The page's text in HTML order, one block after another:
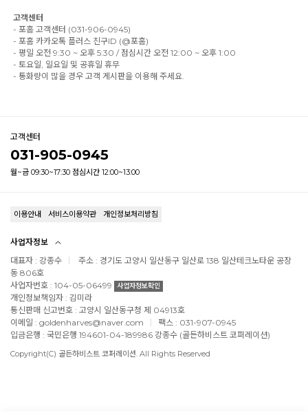
고객센터
- 포홈 고객센터 (031-906-0945)
- 포홈 카카오톡 플러스 친구ID (@포홈)
- 평일 오전 9:30 ~ 오후 5:30 / 점심시간 오전 12:00 ~ 오후 1:00
- 토요일, 일요일 및 공휴일 휴무
- 통화량이 많을 경우 고객 게시판을 이용해 주세요.
고객센터
031-905-0945
월~금 09:30~17:30 점심시간 12:00~13:00
이용안내 서비스이용약관 개인정보처리방침
사업자정보
대표자 : 강종수
주소 : 경기도 고양시 일산동구 일산로 138 일산테크노타운 공장
동 806호
사업자번호 : 104-05-06499
사업자정보확인
개인정보책임자 : 김미라
통신판매 신고번호 : 고양시 일산동구청 제 04913호
이메일 : goldenharves@naver.com
팩스 : 031-907-0945
입금은행 : 국민은행 194601-04-189986 강종수 (골든하비스트 코퍼레이션)
Copyright(C) 골든하비스트 코퍼레이션. All Rights Reserved